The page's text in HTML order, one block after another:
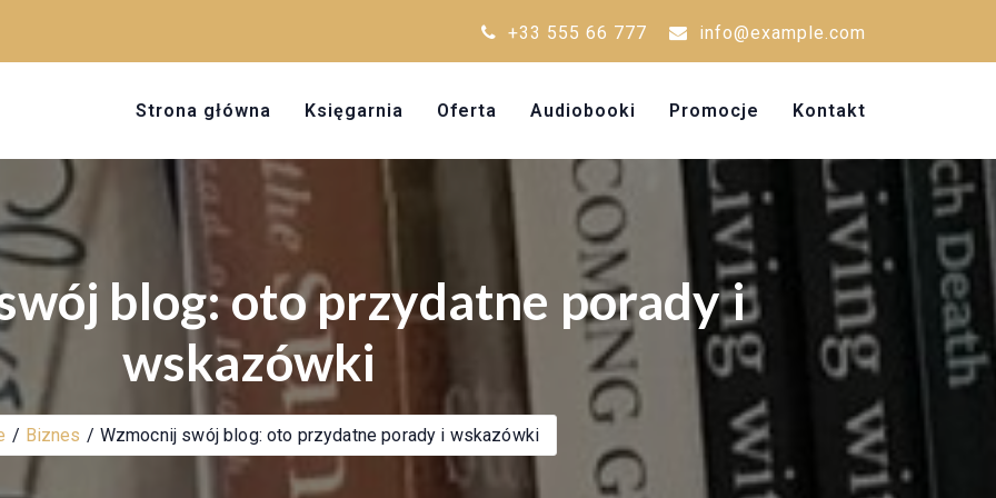
+33 555 66 777 info@example.com
Strona główna Księgarnia Oferta Audiobooki Promocje Kontakt
blog: oto przydatne porady i
wskazówki
Biznes Wzmocnij swój blog: oto przydatne porady i wskazówki